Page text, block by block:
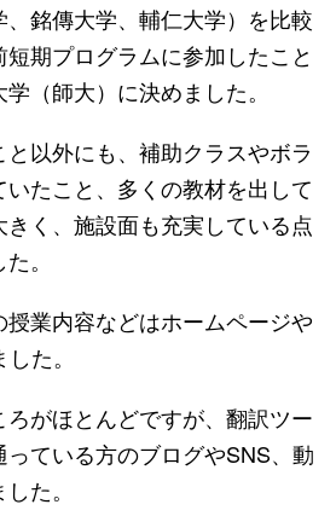
銘傳大学、輔仁大学）を比較
期プログラムに参加したこと
（師大）に決めました。
以外にも、補助クラスやボラ
たこと、多くの教材を出して
く、施設面も充実している点
。
業内容などはホームページや
た。
がほとんどですが、翻訳ツー
ている方のブログやSNS、動
た。